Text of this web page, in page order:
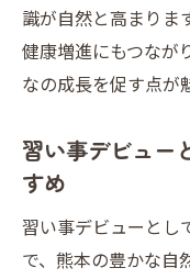
識が自然と高まりま
健康増進にもつなが
なの成長を促す点が
習い事デビュー
すめ
習い事デビューとし
で、熊本の豊かな自